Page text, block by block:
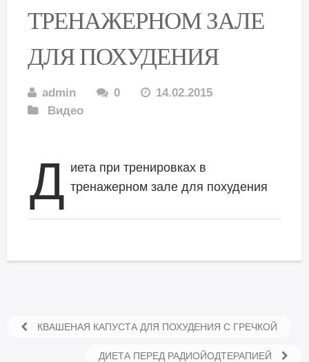
ТРЕНАЖЕРНОМ ЗАЛЕ
ДЛЯ ПОХУДЕНИЯ
admin 0
14.02.2015
Видео
Д иета при тренировках в
тренажерном зале для похудения
КВАШЕНАЯ КАПУСТА ДЛЯ ПОХУДЕНИЯ С ГРЕЧКОЙ
ДИЕТА ПЕРЕД РАДИОЙОДТЕРАПИЕЙ